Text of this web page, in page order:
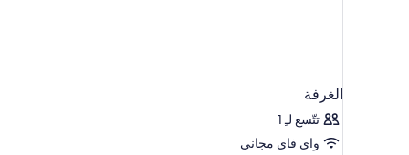
الغرفة
تتّسع لـِ 1
واي فاي مجاني